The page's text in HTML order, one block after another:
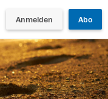
Anmelden Abo